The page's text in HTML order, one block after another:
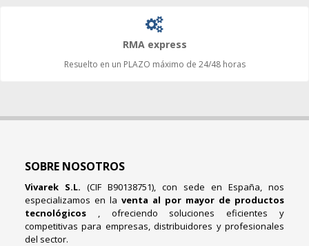
RMA express
Resuelto en un PLAZO máximo de 24/48 horas
SOBRE NOSOTROS
Vivarek S.L. (CIF B90138751), con sede en España, nos
especializamos en la venta al por mayor de productos
tecnológicos , ofreciendo soluciones eficientes y
competitivas para empresas, distribuidores y profesionales
del sector.